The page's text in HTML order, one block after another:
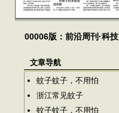
00006版：前沿周刊·科技
文章导航
蚊子蚊子，不用怕
浙江常见蚊子
蚊子蚊子，不用怕